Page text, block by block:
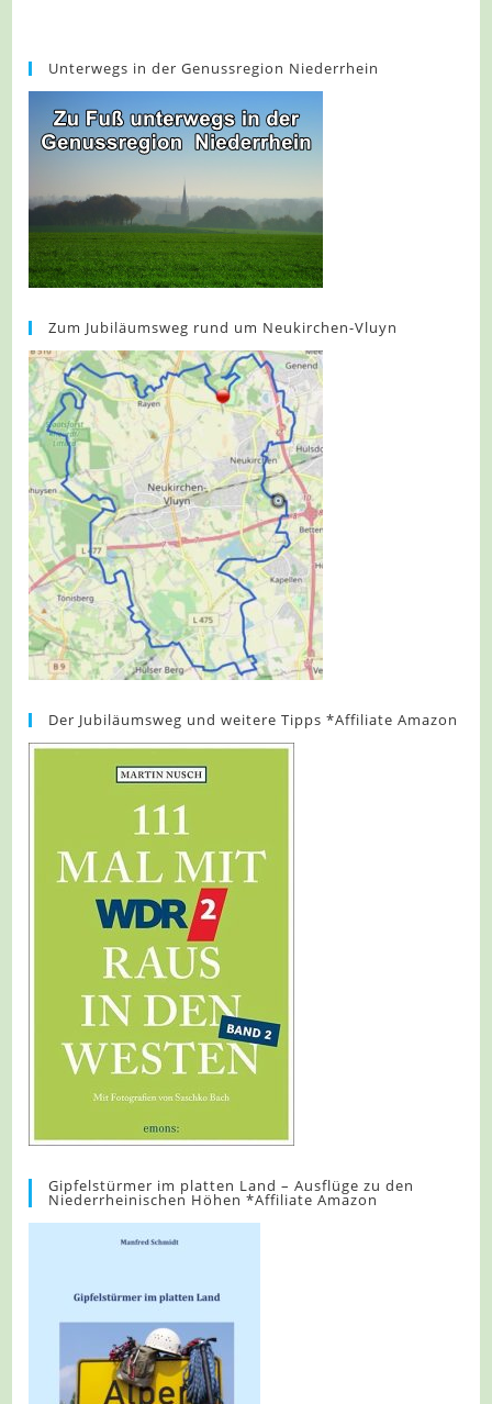
Unterwegs in der Genussregion Niederrhein
Zum Jubiläumsweg rund um Neukirchen-Vluyn
Der Jubiläumsweg und weitere Tipps *Affiliate Amazon
Gipfelstürmer im platten Land – Ausflüge zu den
Niederrheinischen Höhen *Affiliate Amazon